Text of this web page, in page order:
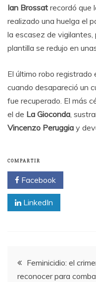
Ian Brossat recordó que
realizado una huelga el
la escasez de vigilantes,
plantilla se redujo en
El último robo registrado
cuando desapareció un
fue recuperado. El más
el de La Gioconda,
Vincenzo Peruggia y
COMPARTIR
Facebook
LinkedIn
Navegación
Feminicidio: el
reconocer para